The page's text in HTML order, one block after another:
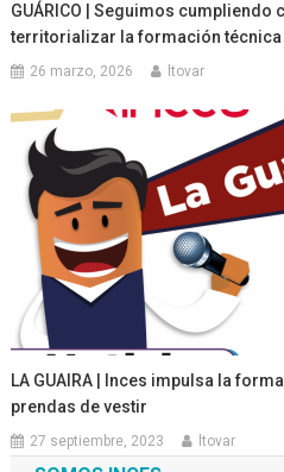
GUÁRICO | Seguimos
territorializar la formación
26 marzo, 2026 ltovar
LA GUAIRA | Inces impulsa la
prendas de vestir
27 septiembre, 2023 ltovar